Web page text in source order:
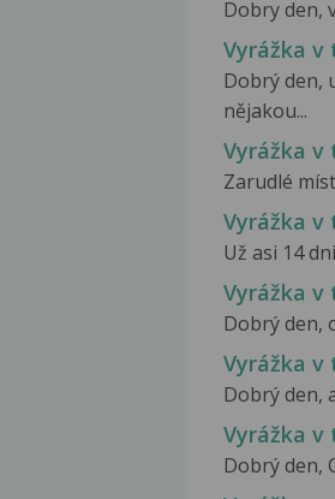
Dobry den,
Vyrážka v
Dobrý den,
nějakou...
Vyrážka v
Zarudlé
Vyrážka v
Už asi 14
Vyrážka v
Dobrý den,
Vyrážka v
Dobrý den,
Vyrážka v
Dobrý den,